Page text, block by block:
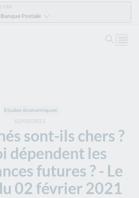
site
Postale
française
sont-ils chers ?
dépendent les
futures ? - Le
02 février 2021
02/02/2021
Etudes économiques